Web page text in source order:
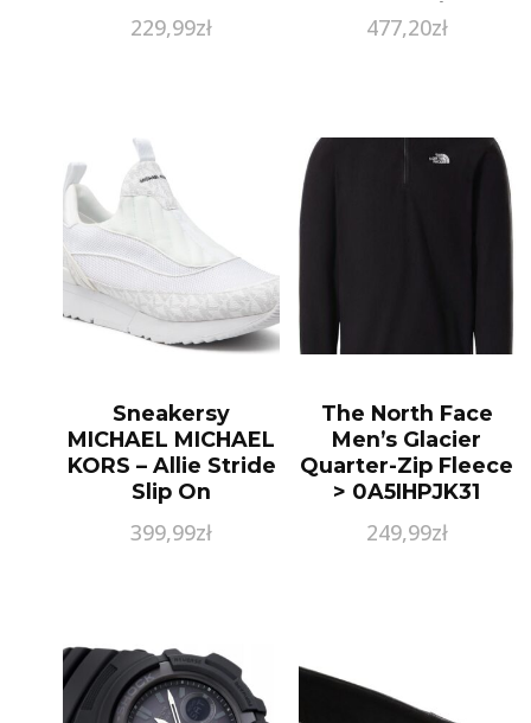
229,99zł 477,20zł
Sneakersy
MICHAEL MICHAEL
KORS – Allie Stride
Slip On
43S2ALFP5D
Bright Wht
399,99zł
The North Face
Men’s Glacier
Quarter-Zip Fleece
> 0A5IHPJK31
249,99zł